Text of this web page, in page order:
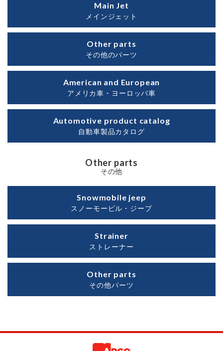
Main Jet
メインジェット
Other parts
その他のパーツ
American and European
アメリカ車・ヨーロッパ車
Automotive product catalog
自動車製品カタログ
Other parts
その他
Snowmobile jeep
スノーモービル・ジープ
Strainer
ストレーナー
Other parts
その他パーツ